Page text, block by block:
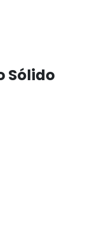
Sólido